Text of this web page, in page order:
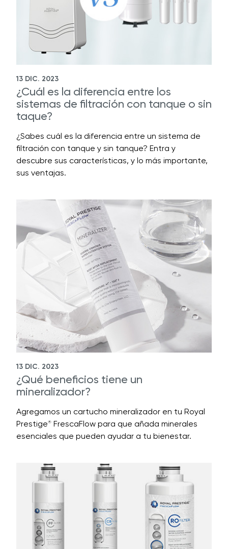
13 DIC. 2023
¿Cuál es la diferencia entre los
sistemas de filtración con tanque o sin
taque?
¿Sabes cuál es la diferencia entre un sistema de
filtración con tanque y sin tanque? Entra y
descubre sus características, y lo más importante,
sus ventajas.
13 DIC. 2023
¿Qué beneficios tiene un
mineralizador?
Agregamos un cartucho mineralizador en tu Royal
Prestige® FrescaFlow para que añada minerales
esenciales que pueden ayudar a tu bienestar.